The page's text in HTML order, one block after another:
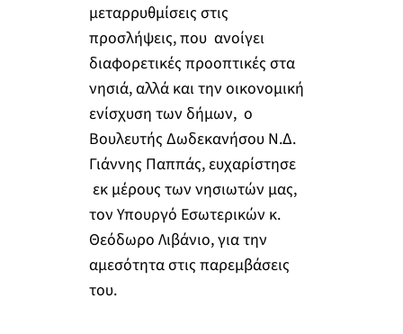
μεταρρυθμίσεις στις
προσλήψεις, που ανοίγει
διαφορετικές προοπτικές στα
νησιά, αλλά και την οικονομική
ενίσχυση των δήμων, ο
Βουλευτής Δωδεκανήσου Ν.Δ.
Γιάννης Παππάς, ευχαρίστησε
εκ μέρους των νησιωτών μας,
τον Υπουργό Εσωτερικών κ.
Θεόδωρο Λιβάνιο, για την
αμεσότητα στις παρεμβάσεις
του.